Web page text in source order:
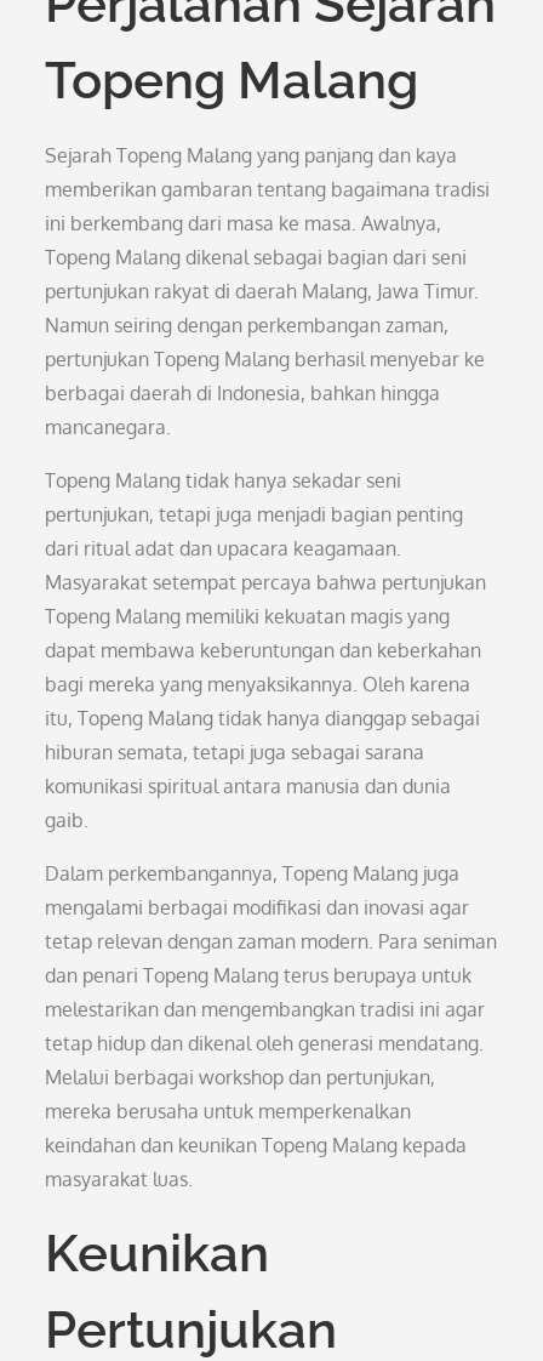
Topeng Malang
Sejarah Topeng Malang yang panjang dan kaya
memberikan gambaran tentang bagaimana tradisi
ini berkembang dari masa ke masa. Awalnya,
Topeng Malang dikenal sebagai bagian dari seni
pertunjukan rakyat di daerah Malang, Jawa Timur.
Namun seiring dengan perkembangan zaman,
pertunjukan Topeng Malang berhasil menyebar ke
berbagai daerah di Indonesia, bahkan hingga
mancanegara.
Topeng Malang tidak hanya sekadar seni
pertunjukan, tetapi juga menjadi bagian penting
dari ritual adat dan upacara keagamaan.
Masyarakat setempat percaya bahwa pertunjukan
Topeng Malang memiliki kekuatan magis yang
dapat membawa keberuntungan dan keberkahan
bagi mereka yang menyaksikannya. Oleh karena
itu, Topeng Malang tidak hanya dianggap sebagai
hiburan semata, tetapi juga sebagai sarana
komunikasi spiritual antara manusia dan dunia
gaib.
Dalam perkembangannya, Topeng Malang juga
mengalami berbagai modifikasi dan inovasi agar
tetap relevan dengan zaman modern. Para seniman
dan penari Topeng Malang terus berupaya untuk
melestarikan dan mengembangkan tradisi ini agar
tetap hidup dan dikenal oleh generasi mendatang.
Melalui berbagai workshop dan pertunjukan,
mereka berusaha untuk memperkenalkan
keindahan dan keunikan Topeng Malang kepada
masyarakat luas.
Keunikan
Pertunjukan